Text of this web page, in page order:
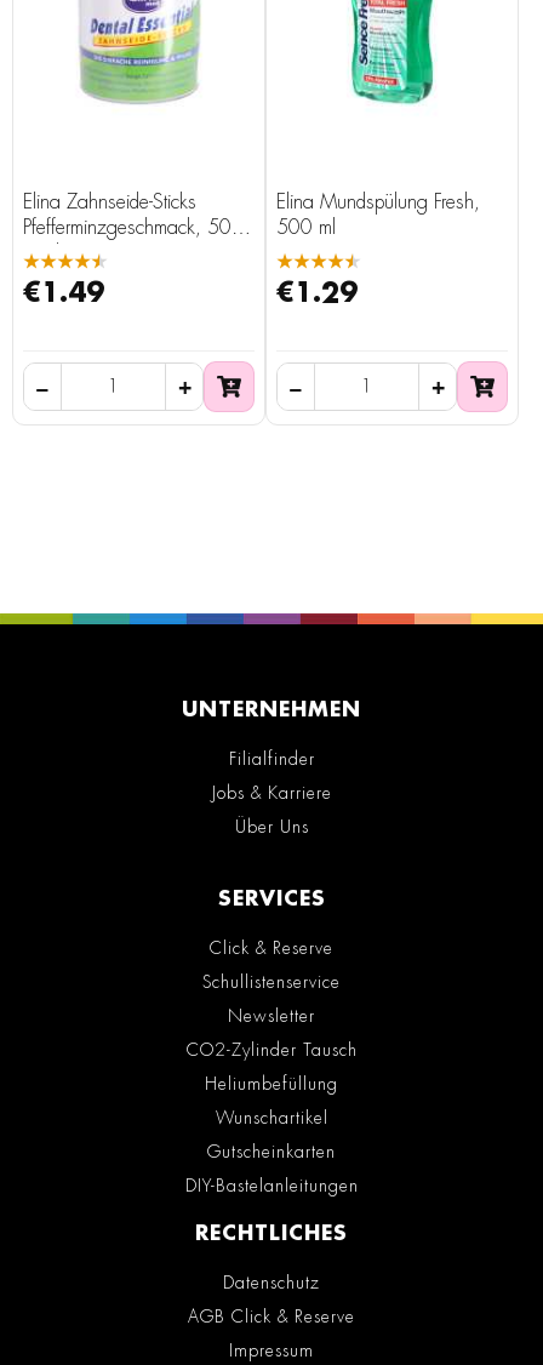
Elina Zahnseide-Sticks
Pfefferminzgeschmack, 50
Stück
★★★★★
€1.49
Elina Mundspülung Fresh,
500 ml
★★★★★
€1.29
UNTERNEHMEN
Filialfinder
Jobs & Karriere
Über Uns
SERVICES
Click & Reserve
Schullistenservice
Newsletter
CO2-Zylinder Tausch
Heliumbefüllung
Wunschartikel
Gutscheinkarten
DIY-Bastelanleitungen
RECHTLICHES
Datenschutz
AGB Click & Reserve
Impressum